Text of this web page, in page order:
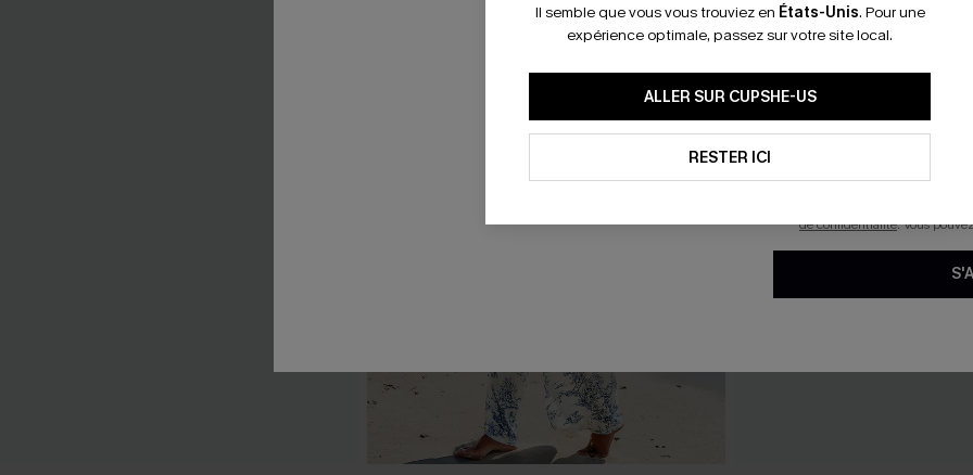
Il semble que vous vous trouviez en États-Unis. Pour une
expérience optimale, passez sur votre site local.
ALLER SUR CUPSHE-US
RESTER ICI
mails marketing (y compris
reconnaissez avoir pris
pouvons utiliser les données
de confidentialité. Vous